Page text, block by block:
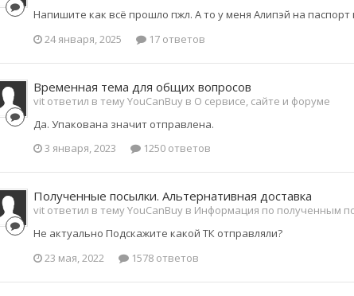
Напишите как всё прошло пжл. А то у меня Алипэй на паспорт
24 января, 2025
17 ответов
Временная тема для общих вопросов
vit ответил в тему YouCanBuy в О сервисе, сайте и форуме
Да. Упакована значит отправлена.
3 января, 2023
1250 ответов
Полученные посылки. Альтернативная доставка
vit ответил в тему YouCanBuy в Информация по полученным
Не актуально Подскажите какой ТК отправляли?
23 мая, 2022
1578 ответов